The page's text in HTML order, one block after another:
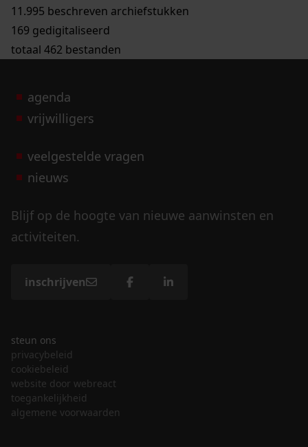
11.995 beschreven archiefstukken
169 gedigitaliseerd
totaal 462 bestanden
agenda
vrijwilligers
veelgestelde vragen
nieuws
Blijf op de hoogte van nieuwe aanwinsten en
activiteiten.
inschrijven
steun ons
privacybeleid
cookiebeleid
website door webreact
toegankelijkheid
algemene voorwaarden